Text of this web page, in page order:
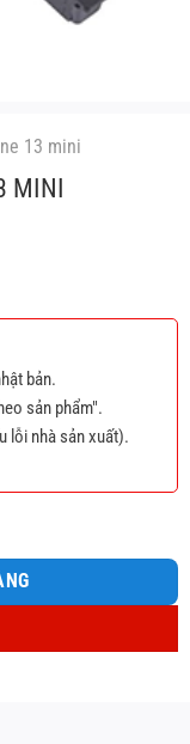
13 mini
MINI
bản.
sản phẩm".
lỗi nhà sản xuất).